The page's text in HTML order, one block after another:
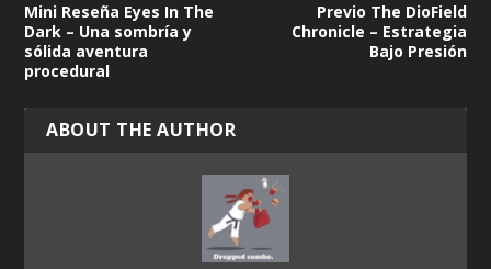
Mini Reseña Eyes In The
Dark – Una sombría y
sólida aventura
procedural
Previo The DioField
Chronicle – Estrategia
Bajo Presión
ABOUT THE AUTHOR